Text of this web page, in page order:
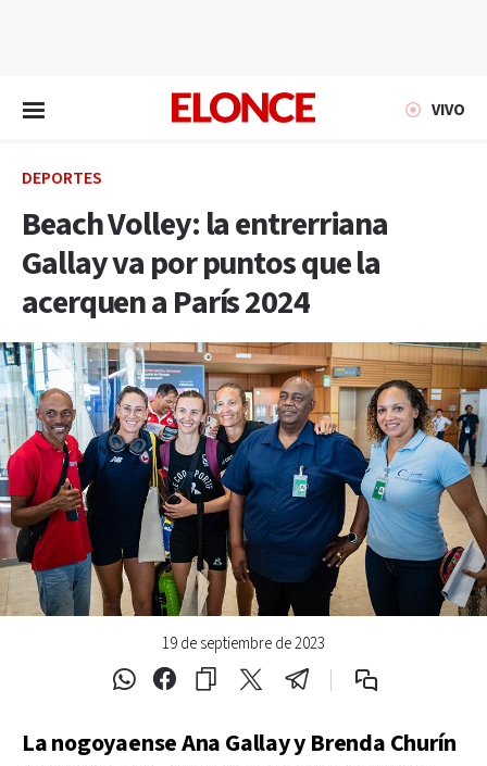
VIVO
DEPORTES
Beach Volley: la entrerriana
Gallay va por puntos que la
acerquen a París 2024
19 de septiembre de 2023
La nogoyaense Ana Gallay y Brenda Churín